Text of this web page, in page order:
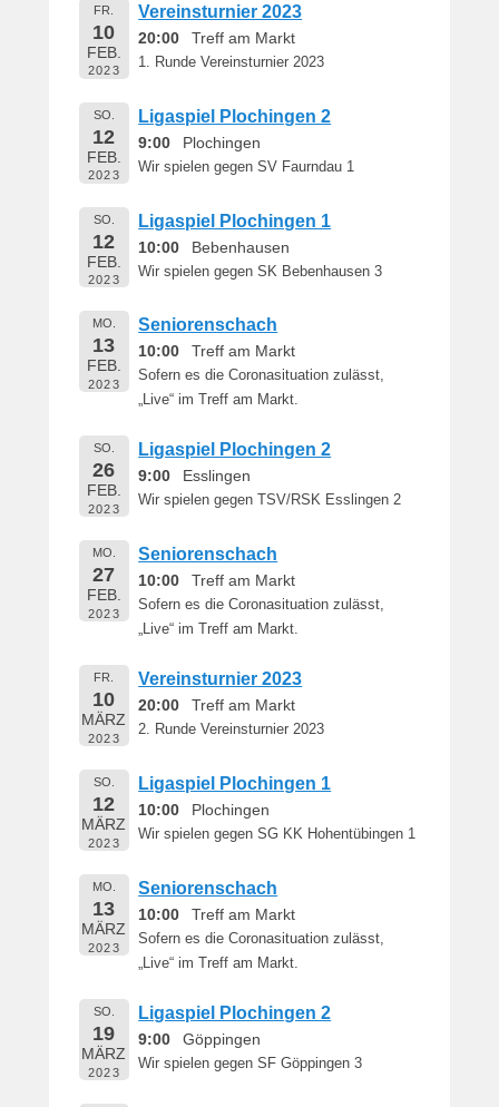
FR.
10
FEB.
2023
Vereinsturnier 2023
20:00 Treff am Markt
1. Runde Vereinsturnier 2023
SO.
12
FEB.
2023
Ligaspiel Plochingen 2
9:00 Plochingen
Wir spielen gegen SV Faurndau 1
SO.
12
FEB.
2023
Ligaspiel Plochingen 1
10:00 Bebenhausen
Wir spielen gegen SK Bebenhausen 3
MO.
13
FEB.
2023
Seniorenschach
10:00 Treff am Markt
Sofern es die Coronasituation zulässt,
„Live“ im Treff am Markt.
SO.
26
FEB.
2023
Ligaspiel Plochingen 2
9:00 Esslingen
Wir spielen gegen TSV/RSK Esslingen 2
MO.
27
FEB.
2023
Seniorenschach
10:00 Treff am Markt
Sofern es die Coronasituation zulässt,
„Live“ im Treff am Markt.
FR.
10
MÄRZ
2023
Vereinsturnier 2023
20:00 Treff am Markt
2. Runde Vereinsturnier 2023
SO.
12
MÄRZ
2023
Ligaspiel Plochingen 1
10:00 Plochingen
Wir spielen gegen SG KK Hohentübingen 1
MO.
13
MÄRZ
2023
Seniorenschach
10:00 Treff am Markt
Sofern es die Coronasituation zulässt,
„Live“ im Treff am Markt.
SO.
19
MÄRZ
2023
Ligaspiel Plochingen 2
9:00 Göppingen
Wir spielen gegen SF Göppingen 3